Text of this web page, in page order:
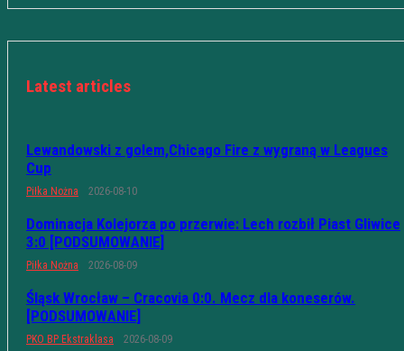
Latest articles
Lewandowski z golem,Chicago Fire z wygraną w Leagues
Cup
Piłka Nożna 2026-08-10
Dominacja Kolejorza po przerwie: Lech rozbił Piast Gliwice
3:0 [PODSUMOWANIE]
Piłka Nożna 2026-08-09
Śląsk Wrocław – Cracovia 0:0. Mecz dla koneserów.
[PODSUMOWANIE]
PKO BP Ekstraklasa 2026-08-09